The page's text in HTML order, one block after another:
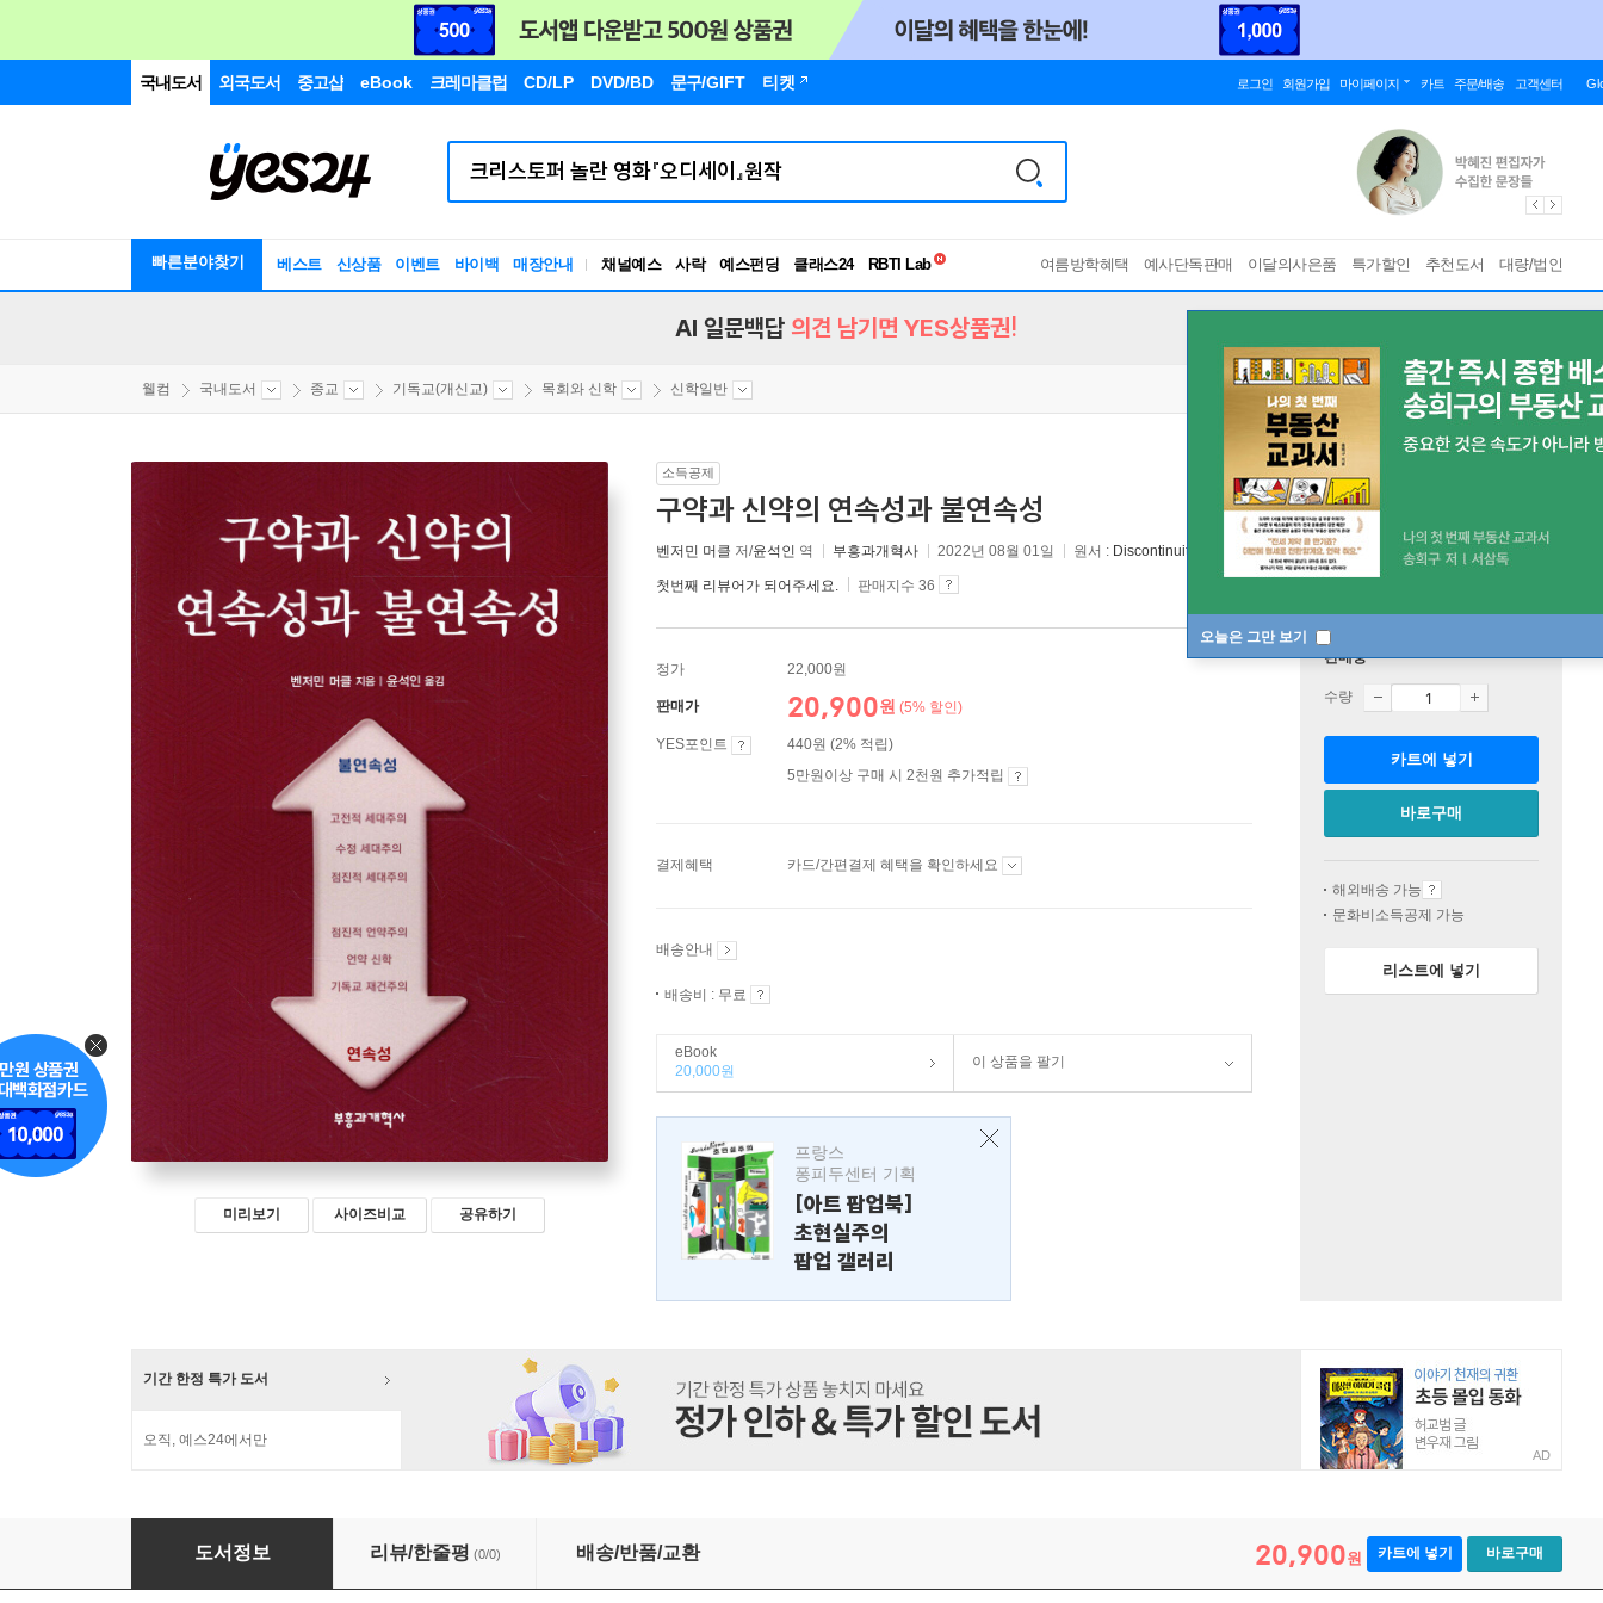
국내도서 외국도서 중고샵 eBook 크레마클럽 CD/LP DVD/BD 문구/GIFT 티켓 로그인 회원가입 마이페이지 카트 주문/배송 고객센터
빠른분야찾기 베스트 신상품 이벤트 바이백 매장안내 채널예스 사락 예스펀딩 클래스24
독서유형검사
여름방학혜택 예사단독판매 이달의사은품 특가할인 추천도서 대량/법인
오늘은 그만 보기
AI 일문백답 의견 남기면 YES상품권!
웰컴 국내도서 종교 기독교(개신교) 목회와 신학 신학일반
미리보기 사이즈비교 공유하기
소득공제
구약과 신약의 연속성과 불연속성
벤저민 머클 저/윤석인 역 부흥과개혁사 2022년 08월 01일 원서 : Discontinuity to Continuity
첫번째 리뷰어가 되어주세요. 판매지수 36
정가 22,000원
판매가 20,900원 (5% 할인)
YES포인트
440원 (2% 적립)
5만원이상 구매 시 2천원 추가적립
결제혜택 카드/간편결제 혜택을 확인하세요
배송안내
배송비 : 무료
eBook
20,000원
이 상품을 팔기
프랑스
퐁피두센터 기획
[아트 팝업북]
초현실주의
팝업 갤러리
판매중
수량
카트에 넣기
바로구매
해외배송 가능
문화비소득공제 가능
리스트에 넣기
기간 한정 특가 도서
오직, 예스24에서만
AD
구약과 신약의 연속성과 불연속성
도서정보 리뷰/한줄평 (0/0) 배송/반품/교환 20,900원 카트에 넣기 바로구매